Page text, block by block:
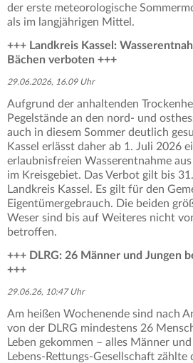
der erste meteorologische
als im langjährigen Mittel.
+++ Landkreis Kassel:
Bächen verboten +++
29.06.2026, 16.09 Uhr
Aufgrund der anhaltenden
Pegelstände an den nord- und
auch in diesem Sommer deutlich
Kassel erlässt daher ab 1. Juli 2026
erlaubnisfreien Wasserentnahme
im Kreisgebiet. Das Verbot gilt bis
Landkreis Kassel. Es gilt für den
Eigentümergebrauch. Die beiden
Weser sind bis auf Weiteres nicht
betroffen.
+++ DLRG: 26 Männer und Jungen
+++
29.06.26, 10:47 Uhr
Am heißen Wochenende sind nach
von der DLRG mindestens 26
Leben gekommen – alles Männer
Lebens-Rettungs-Gesellschaft zählte